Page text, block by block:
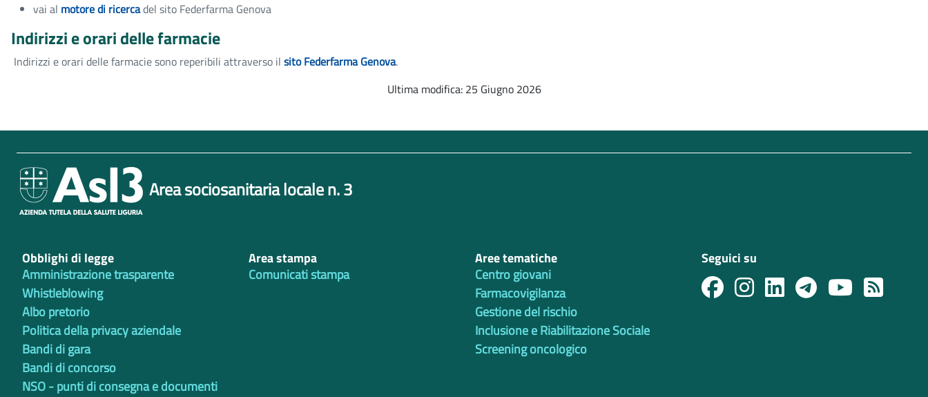
vai al motore di ricercadel sito Federfarma Genova
Indirizzi e orari delle farmacie
Indirizzi e orari delle farmacie sono reperibili attraverso il sito Federfarma Genova.
Ultima modifica: 25 Giugno 2026
Area sociosanitaria locale n. 3
Obblighi di legge
Amministrazione trasparente
Whistleblowing
Albo pretorio
Politica della privacy aziendale
Bandi di gara
Bandi di concorso
NSO - punti di consegna e documenti
Area stampa
Comunicati stampa
Aree tematiche
Centro giovani
Farmacovigilanza
Gestione del rischio
Inclusione e Riabilitazione Sociale
Screening oncologico
Seguici su